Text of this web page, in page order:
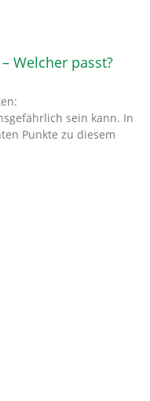
Welcher passt?
sein kann. In
Punkte zu diesem